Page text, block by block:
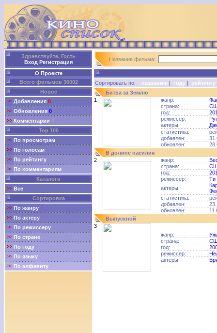
Здравствуйте, Гость
Вход Регистрация
О Проекте
Всего фильмов 36002
Новое
Добавления 0
Обновления 0
Комментарии 0
Top 100
По просмотрам
По голосам
По рейтингу
По комментариям
Каталоги
Все
Сортировка
По жанру
По актёру
По режиссеру
По стране
По году
По языку
По алфавиту
Название фильма:
Сортировать по: названию | году | рейтингу
Битва за Землю
1
жанр:
страна:
год:
режиссер:
актеры:
статистика:
добавлен:
обновлен:
В долине насилия
2
жанр:
страна:
год:
режиссер:
Ти
актеры:
статистика:
добавлен:
обновлен:
Выпускной
3
жанр:
страна:
год:
режиссер:
актеры: